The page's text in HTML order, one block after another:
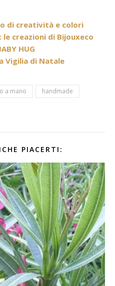
di creatività e colori
le creazioni di Bijouxeco
HUG
Vigilia di Natale
a mano handmade
PIACERTI: